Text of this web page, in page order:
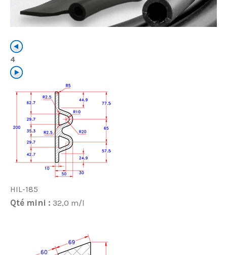
4
HIL-185
Qté mini : 32,0 m/l